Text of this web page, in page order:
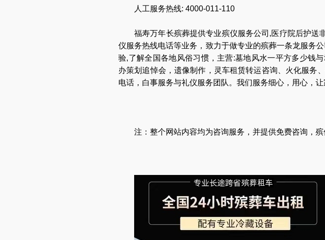
人工服务热线: 4000-011-110
福寿万年长殡葬提供专业殡仪服务公司 ,医疗院后护送
仪服务热线电话等业务，致力于做专业的殡葬一条龙服务公
验,了解全国各地风俗习惯，主营:墓地风水一平方多少钱
办策划追悼会 ， 遗像制作 ， 灵车租赁转运咨询 火化服务
电话 ， 白事服务与礼仪服务团队 。我们服务细心，用心，让
注：整个网站内容均为咨询服务，并提供免费咨询，